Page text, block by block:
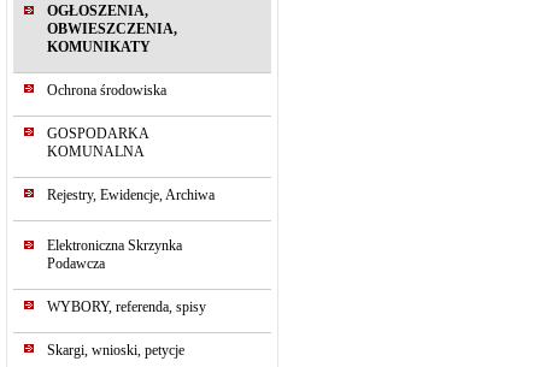
OGŁOSZENIA,
OBWIESZCZENIA,
KOMUNIKATY
Ochrona środowiska
GOSPODARKA
KOMUNALNA
Rejestry, Ewidencje, Archiwa
Elektroniczna Skrzynka
Podawcza
WYBORY, referenda, spisy
Skargi, wnioski, petycje